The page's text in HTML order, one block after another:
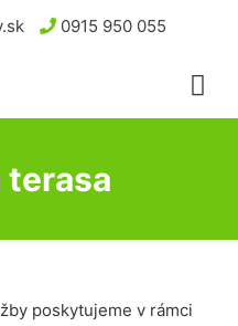
0915 950 055
terasa
poskytujeme v rámci